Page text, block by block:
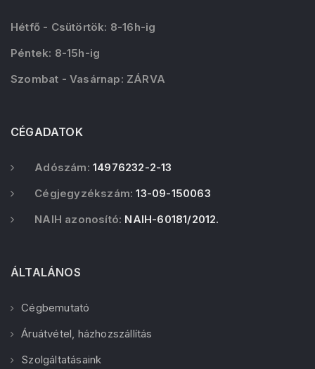
Hétfő - Csütörtök: 8-16h-ig
Péntek: 8-15h-ig
Szombat - Vasárnap: ZÁRVA
CÉGADATOK
Adószám: 14976232-2-13
Cégjegyzékszám: 13-09-150063
NAIH azonosító: NAIH-60181/2012.
ÁLTALÁNOS
Cégbemutató
Áruátvétel, házhozszállítás
Szolgáltatásaink